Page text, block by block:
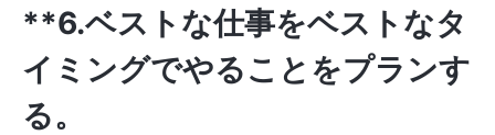
**6.ベストな仕事をベストなタ
イミングでやることをプランす
る。